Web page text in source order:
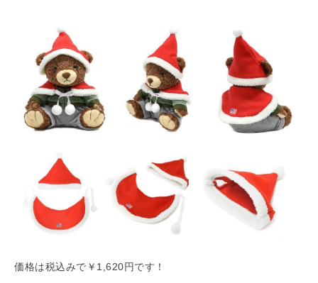
価格は税込みで￥1,620円です！